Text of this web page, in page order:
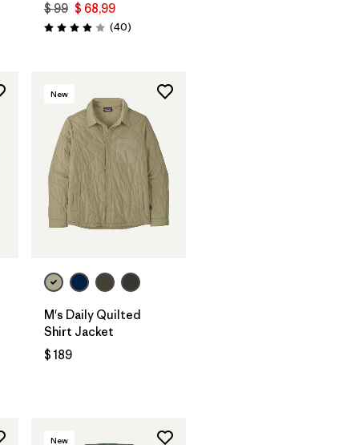
$ 99 $ 68,99
Valoración: 4.0 / 5
(40Comentarios
)
New
M's Daily Quilted
Shirt Jacket
$ 189
New